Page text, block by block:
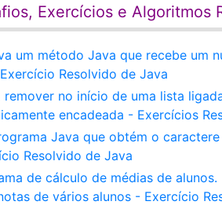
Exercícios e Algoritmos
um método Java que recebe um
Resolvido de Java
remover no início de uma lista
encadeada - Exercícios
Java que obtém o
Resolvido de Java
de cálculo de médias de
de vários alunos - Exercício